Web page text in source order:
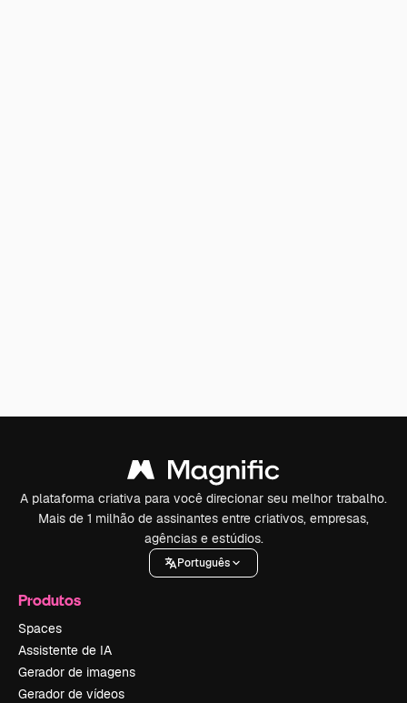
A plataforma criativa para você direcionar seu melhor trabalho.
Mais de 1 milhão de assinantes entre criativos, empresas,
agências e estúdios.
Português
Produtos
Spaces
Assistente de IA
Gerador de imagens
Gerador de vídeos